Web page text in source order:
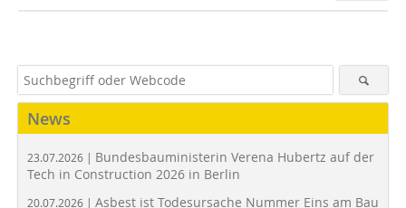
News
23.07.2026 | Bundesbauministerin Verena Hubertz auf der
Tech in Construction 2026 in Berlin
20.07.2026 | Asbest ist Todesursache Nummer Eins am Bau